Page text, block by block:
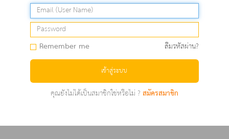
Remember me ลืมรหัสผ่าน?
เข้าสู่ระบบ
คุณยังไม่ได้เป็นสมาชิกใช่หรือไม่ ?สมัครสมาชิก